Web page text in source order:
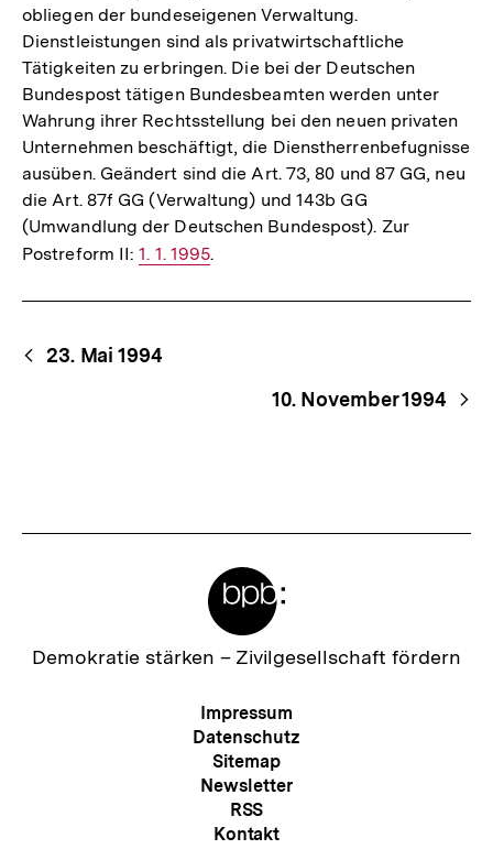
obliegen der bundeseigenen Verwaltung.
Dienstleistungen sind als privatwirtschaftliche
Tätigkeiten zu erbringen. Die bei der Deutschen
Bundespost tätigen Bundesbeamten werden unter
Wahrung ihrer Rechtsstellung bei den neuen privaten
Unternehmen beschäftigt, die Dienstherrenbefugnisse
ausüben. Geändert sind die Art. 73, 80 und 87 GG, neu
die Art. 87f GG (Verwaltung) und 143b GG
(Umwandlung der Deutschen Bundespost). Zur
Postreform II:Interner
1. 1. 1995.
Begriffsnavigation
Content-
Navigation
23. Mai 1994
10. November 1994
Zur
Demokratie stärken – Zivilgesellschaft fördern
Meta-
Navigation
Impressum
Datenschutz
Sitemap
Newsletter
RSS
Kontakt